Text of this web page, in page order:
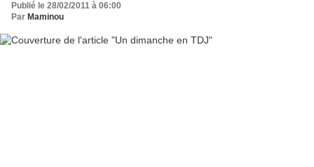
Publié le 28/02/2011 à 06:00
Par Maminou